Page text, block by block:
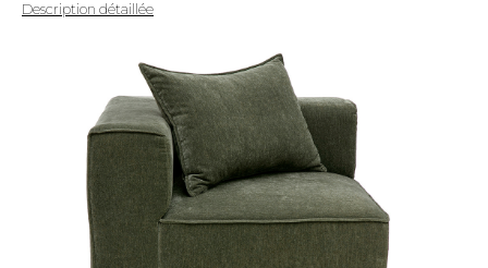
Description détaillée